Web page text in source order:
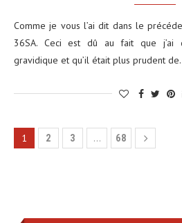
Comme je vous l’ai dit dans le
36SA. Ceci est dû au fait que j’ai
gravidique et qu’il était plus prudent
1 2 3 … 68